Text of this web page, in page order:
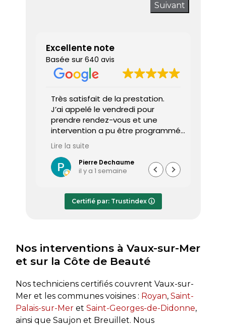
Suivant
Excellente note
Basée sur 640 avis
Très satisfait de la prestation.
J’ai appelé le vendredi pour
prendre rendez-vous et une
intervention a pu être programmée
dès le lundi matin.
Le diagnostiqueur est arrivé à
l’heure, a été très professionnel,
efficace et a pris le temps de
Le rapport de diagnostic m’a été
transmis dès le lundi soir, ce qui est
Lire la suite
Pierre Dechaume
il y a 1 semaine
Certifié par: Trustindex
Nos interventions à Vaux-sur-Mer
et sur la Côte de Beauté
Nos techniciens certifiés couvrent Vaux-sur-
Mer et les communes voisines : Royan, Saint-
Palais-sur-Meret Saint-Georges-de-Didonne,
ainsi que Saujon et Breuillet. Nous